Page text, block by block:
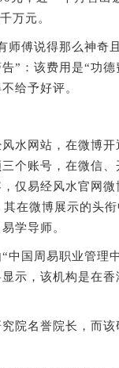
万元。
傅说得那么神奇
”：该费用是“功
给予好评。
网站，在微博开
个账号，在微信
仅易经风水官网
在微博展示的头衔
学导师。
国周易职业管理
示，该机构是在
名誉院长，而该